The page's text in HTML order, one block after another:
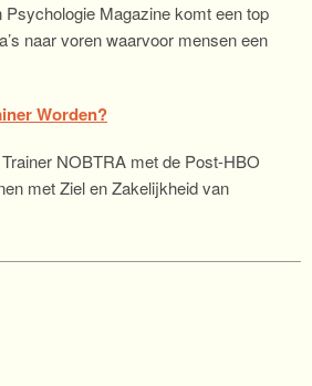
Psychologie Magazine komt een top
naar voren waarvoor mensen een
Worden?
NOBTRA met de Post-HBO
met Ziel en Zakelijkheid van